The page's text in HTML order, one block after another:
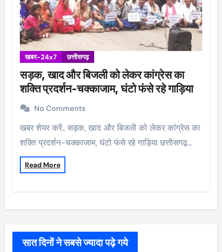
खबर-24x7 छत्तीसगढ़
सड़क, खाद और बिजली को लेकर कांग्रेस का
शक्ति प्रदर्शन-चक्काजाम, घंटो फंसे रहे गाड़िया
No Comments
खबर शेयर करें.. सड़क, खाद और बिजली को लेकर कांग्रेस का
शक्ति प्रदर्शन-चक्काजाम, घंटो फंसे रहे गाड़िया छत्तीसगढ़…
Read More
सात दिनों ने सबसे ज्यादा पढ़े गये